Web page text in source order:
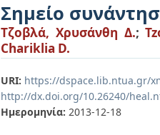
Σημείο
Τζοβλά, Χρυσάνθη Δ.;
Chariklia D.
URI: https://dspace.lib.ntua.gr/
http://dx.doi.org/10.26240/
Ημερομηνία: 2013-12-18